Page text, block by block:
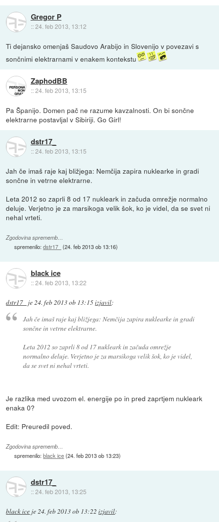
Gregor P
::24. feb 2013, 13:12
Ti dejansko omenjaš Saudovo Arabijo in Slovenijo v povezavi s
sončnimi elektrarnami v enakem kontekstu
ZaphodBB
::24. feb 2013, 13:15
Pa Španijo. Domen pač ne razume kavzalnosti. On bi sončne
elektrarne postavljal v Sibiriji. Go Girl!
dstr17_
::24. feb 2013, 13:15
Jah če imaš raje kaj bližjega: Nemčija zapira nuklearke in gradi
sončne in vetrne elektrarne.
Leta 2012 so zaprli 8 od 17 nukleark in začuda omrežje normalno
deluje. Verjetno je za marsikoga velik šok, ko je videl, da se svet ni
nehal vrteti.
Zgodovina sprememb…
spremenilo:dstr17_ (24. feb 2013 ob 13:16)
black ice
::24. feb 2013, 13:22
dstr17_ je24. feb 2013 ob 13:15izjavil:
Jah če imaš raje kaj bližjega: Nemčija zapira nuklearke in gradi
sončne in vetrne elektrarne.
Leta 2012 so zaprli 8 od 17 nukleark in začuda omrežje
normalno deluje. Verjetno je za marsikoga velik šok, ko je videl,
da se svet ni nehal vrteti.
Je razlika med uvozom el. energije po in pred zaprtjem nukleark
enaka 0?
Edit: Preuredil poved.
Zgodovina sprememb…
spremenilo:black ice(24. feb 2013 ob 13:23)
dstr17_
::24. feb 2013, 13:25
black ice je 24. feb 2013 ob 13:22 izjavil: